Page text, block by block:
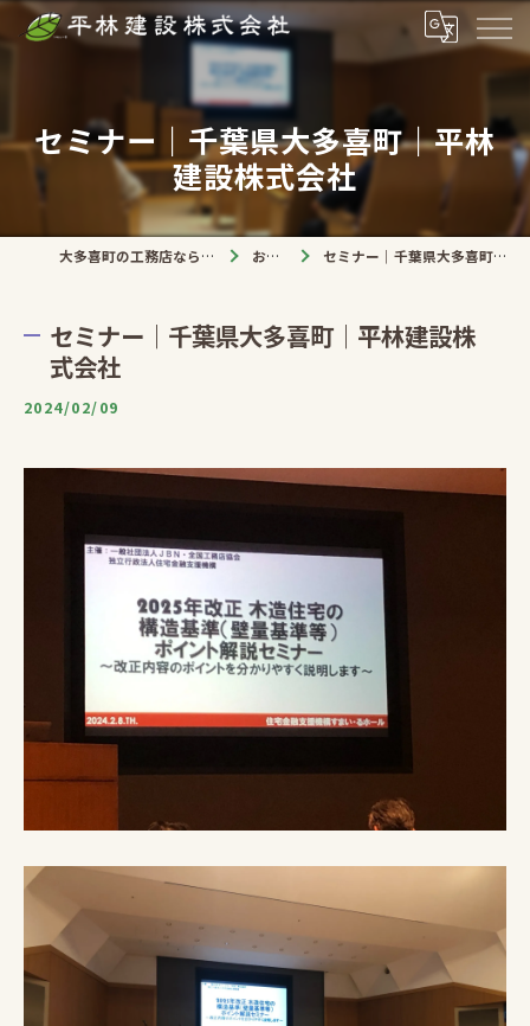
セミナー｜千葉県大多喜町｜平林
建設株式会社
大多喜町の工務店なら平林建設株式会社 お知らせ セミナー｜千葉県大多喜町｜平林建設株式会社
セミナー｜千葉県大多喜町｜平林建設株
式会社
2024/02/09